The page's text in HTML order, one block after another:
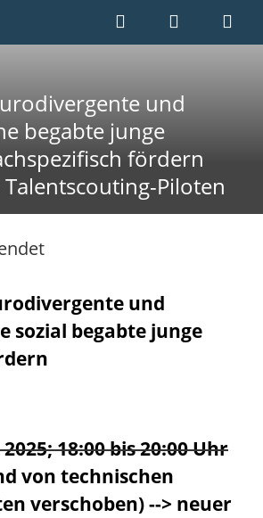
und
begabte junge
fördern
Piloten
und
sozial begabte junge
2025;18:00 bis 20:00 Uhr
von technischen
verschoben) --> neuer